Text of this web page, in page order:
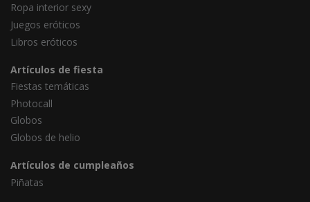
Ropa interior sexy
Juegos eróticos
Libros eróticos
Artículos de fiesta
Fiestas temáticas
Photocall
Globos
Globos de helio
Artículos de cumpleaños
Piñatas